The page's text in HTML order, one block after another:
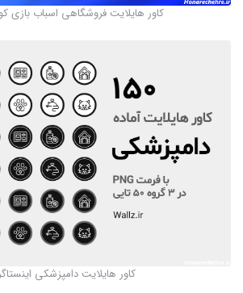
کاور هایلایت فروشگاهی اسباب بازی
کاور هایلایت دامپزشکی